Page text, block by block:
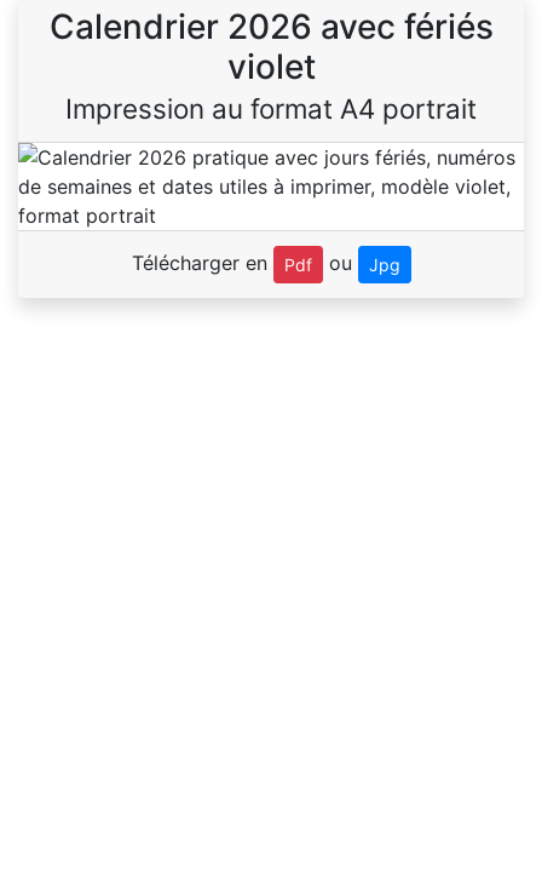
Calendrier 2026 avec fériés
violet
Impression au format A4 portrait
Télécharger en Pdf ou Jpg